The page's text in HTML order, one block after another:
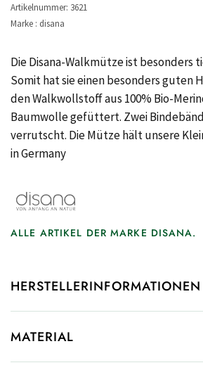
Artikelnummer: 3621
Marke : disana
Die Disana-Walkmütze ist besonders
Somit hat sie einen besonders guten
den Walkwollstoff aus 100% Bio-
Baumwolle gefüttert. Zwei
verrutscht. Die Mütze hält unsere
in Germany
ALLE ARTIKEL DER MARKE DISANA.
HERSTELLERINFORMATIONEN
MATERIAL